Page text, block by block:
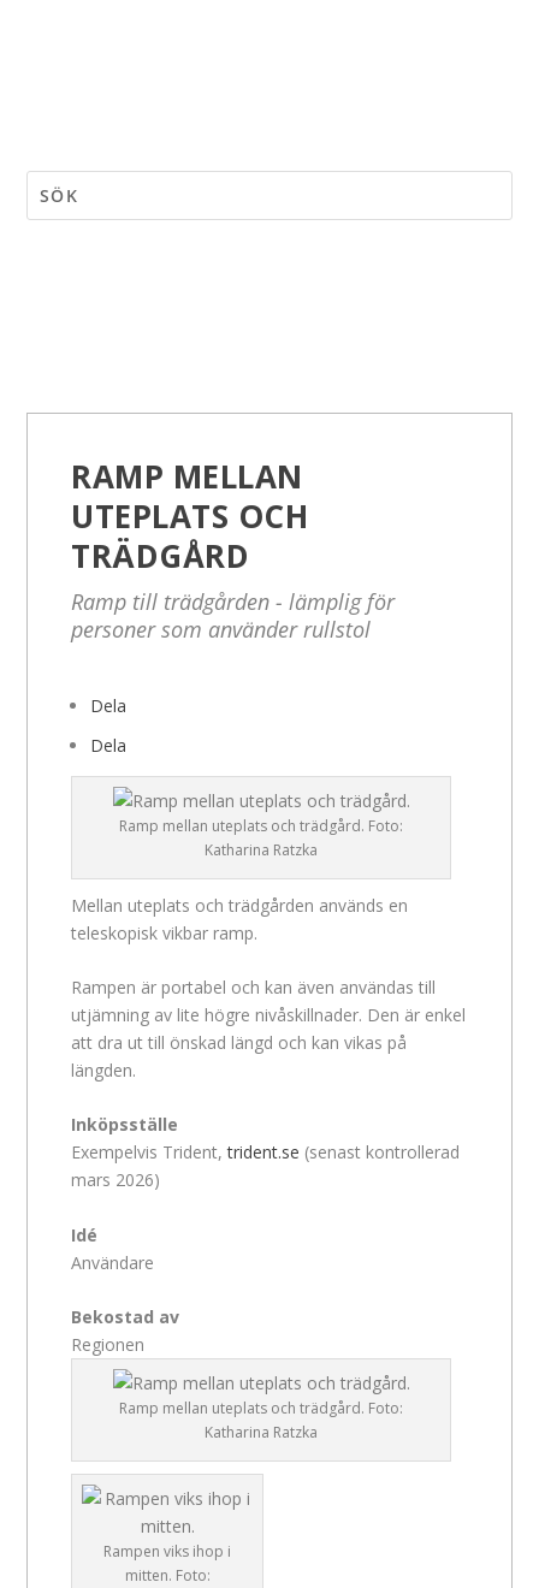
RAMP MELLAN
UTEPLATS OCH
TRÄDGÅRD
Ramp till trädgården - lämplig för
personer som använder rullstol
Dela
Dela
Ramp mellan uteplats och trädgård. Foto:
Katharina Ratzka
Mellan uteplats och trädgården används en
teleskopisk vikbar ramp.
Rampen är portabel och kan även användas till
utjämning av lite högre nivåskillnader. Den är enkel
att dra ut till önskad längd och kan vikas på
längden.
Inköpsställe
Exempelvis Trident,trident.se (senast kontrollerad
mars 2026)
Idé
Användare
Bekostad av
Regionen
Ramp mellan uteplats och trädgård. Foto:
Katharina Ratzka
Rampen viks ihop i
mitten. Foto: